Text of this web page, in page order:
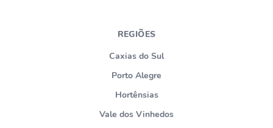
REGIÕES
Caxias do Sul
Porto Alegre
Hortênsias
Vale dos Vinhedos